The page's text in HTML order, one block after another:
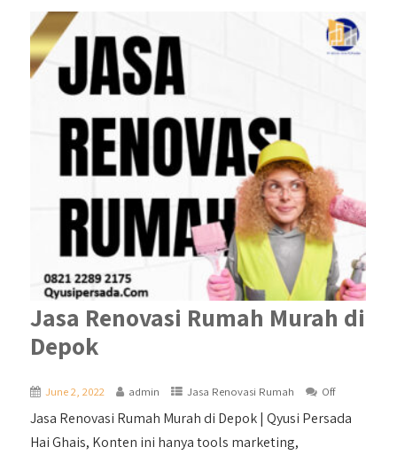
Jasa Renovasi Rumah Murah di
Depok
June 2, 2022 admin Jasa Renovasi Rumah Off
Jasa Renovasi Rumah Murah di Depok | Qyusi Persada
Hai Ghais, Konten ini hanya tools marketing,